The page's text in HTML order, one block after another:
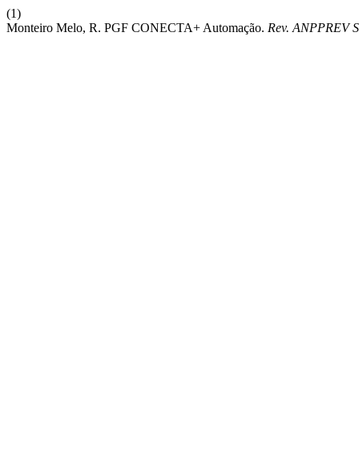
(1)
Monteiro Melo, R. PGF CONECTA+ Automação. Rev. ANPPREV